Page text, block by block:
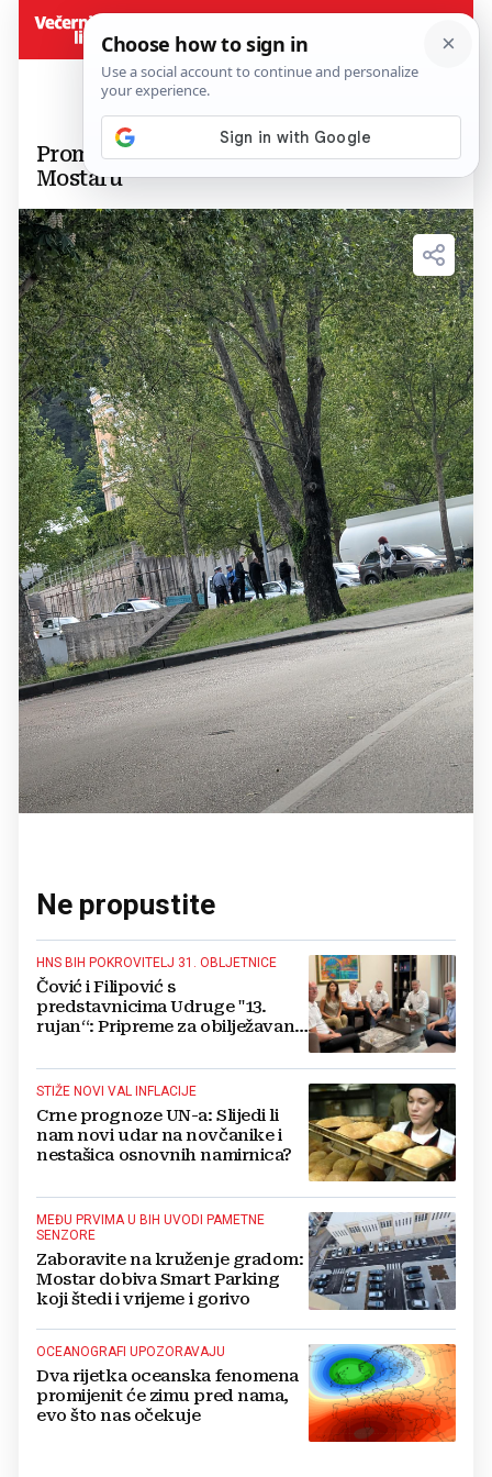
Prometna nesreća kod katedrale u
Mostaru
Ne propustite
HNS BIH POKROVITELJ 31. OBLJETNICE
Čović i Filipović s
predstavnicima Udruge "13.
rujan“: Pripreme za obilježavanje
Jajca
STIŽE NOVI VAL INFLACIJE
Crne prognoze UN-a: Slijedi li
nam novi udar na novčanike i
nestašica osnovnih namirnica?
MEĐU PRVIMA U BIH UVODI PAMETNE
SENZORE
Zaboravite na kruženje gradom:
Mostar dobiva Smart Parking
koji štedi i vrijeme i gorivo
OCEANOGRAFI UPOZORAVAJU
Dva rijetka oceanska fenomena
promijenit će zimu pred nama,
evo što nas očekuje